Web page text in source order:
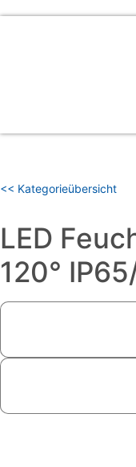
<< Kategorieübersicht
LED
120°